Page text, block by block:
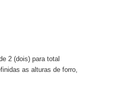
2 (dois) para total
as alturas de forro,